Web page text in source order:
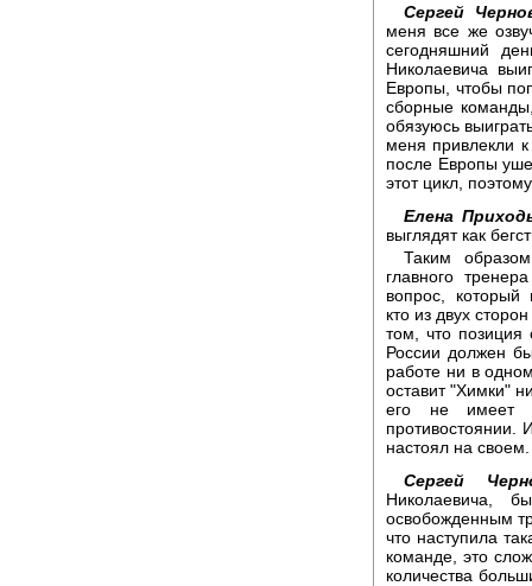
Сергей
меня все же
сегодняшний
Николаевича
Европы, чтобы
сборные
обязуюсь
меня привлекли
после Европы
этот цикл,
Елена
выглядят как
Таким
главного
вопрос, который
кто из двух
том, что позиция
России должен
работе ни в
оставит "Химки"
его не имеет
настоял на своем.
Сергей
Николаевича,
освобожденным
что наступила
команде, это
количества